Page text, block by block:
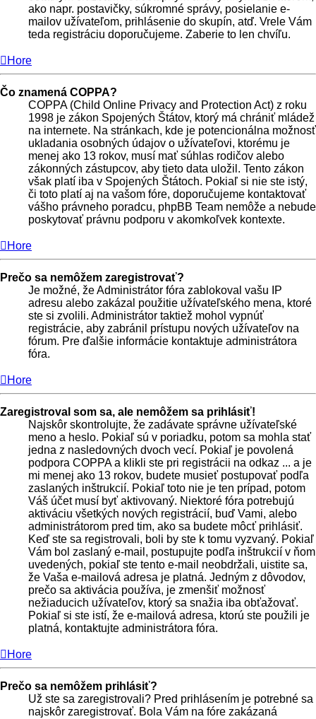
ako napr. postavičky, súkromné správy, posielanie e-
mailov užívateľom, prihlásenie do skupín, atď. Vrele Vám
teda registráciu doporučujeme. Zaberie to len chvíľu.
Hore
Čo znamená COPPA?
COPPA (Child Online Privacy and Protection Act) z roku
1998 je zákon Spojených Štátov, ktorý má chrániť mládež
na internete. Na stránkach, kde je potencionálna možnosť
ukladania osobných údajov o užívateľovi, ktorému je
menej ako 13 rokov, musí mať súhlas rodičov alebo
zákonných zástupcov, aby tieto data uložil. Tento zákon
však platí iba v Spojených Štátoch. Pokiaľ si nie ste istý,
či toto platí aj na vašom fóre, doporučujeme kontaktovať
vášho právneho poradcu, phpBB Team nemôže a nebude
poskytovať právnu podporu v akomkoľvek kontexte.
Hore
Prečo sa nemôžem zaregistrovať?
Je možné, že Administrátor fóra zablokoval vašu IP
adresu alebo zakázal použitie užívateľského mena, ktoré
ste si zvolili. Administrátor taktiež mohol vypnúť
registrácie, aby zabránil prístupu nových užívateľov na
fórum. Pre ďalšie informácie kontaktuje administrátora
fóra.
Hore
Zaregistroval som sa, ale nemôžem sa prihlásiť!
Najskôr skontrolujte, že zadávate správne užívateľské
meno a heslo. Pokiaľ sú v poriadku, potom sa mohla stať
jedna z nasledovných dvoch vecí. Pokiaľ je povolená
podpora COPPA a klikli ste pri registrácii na odkaz ... a je
mi menej ako 13 rokov, budete musieť postupovať podľa
zaslaných inštrukcií. Pokiaľ toto nie je ten prípad, potom
Váš účet musí byť aktivovaný. Niektoré fóra potrebujú
aktiváciu všetkých nových registrácií, buď Vami, alebo
administrátorom pred tim, ako sa budete môcť prihlásiť.
Keď ste sa registrovali, boli by ste k tomu vyzvaný. Pokiaľ
Vám bol zaslaný e-mail, postupujte podľa inštrukcií v ňom
uvedených, pokiaľ ste tento e-mail neobdržali, uistite sa,
že Vaša e-mailová adresa je platná. Jedným z dôvodov,
prečo sa aktivácia používa, je zmenšiť možnosť
nežiaducich užívateľov, ktorý sa snažia iba obťažovať.
Pokiaľ si ste istí, že e-mailová adresa, ktorú ste použili je
platná, kontaktujte administrátora fóra.
Hore
Prečo sa nemôžem prihlásiť?
Už ste sa zaregistrovali? Pred prihlásením je potrebné sa
najskôr zaregistrovať. Bola Vám na fóre zakázaná